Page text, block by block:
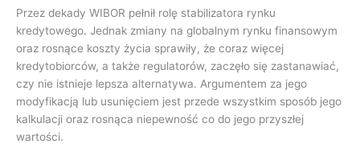
Przez dekady WIBOR pełnił rolę stabilizatora rynku
kredytowego. Jednak zmiany na globalnym rynku finansowym
oraz rosnące koszty życia sprawiły, że coraz więcej
kredytobiorców, a także regulatorów, zaczęło się zastanawiać,
czy nie istnieje lepsza alternatywa. Argumentem za jego
modyfikacją lub usunięciem jest przede wszystkim sposób jego
kalkulacji oraz rosnąca niepewność co do jego przyszłej
wartości.